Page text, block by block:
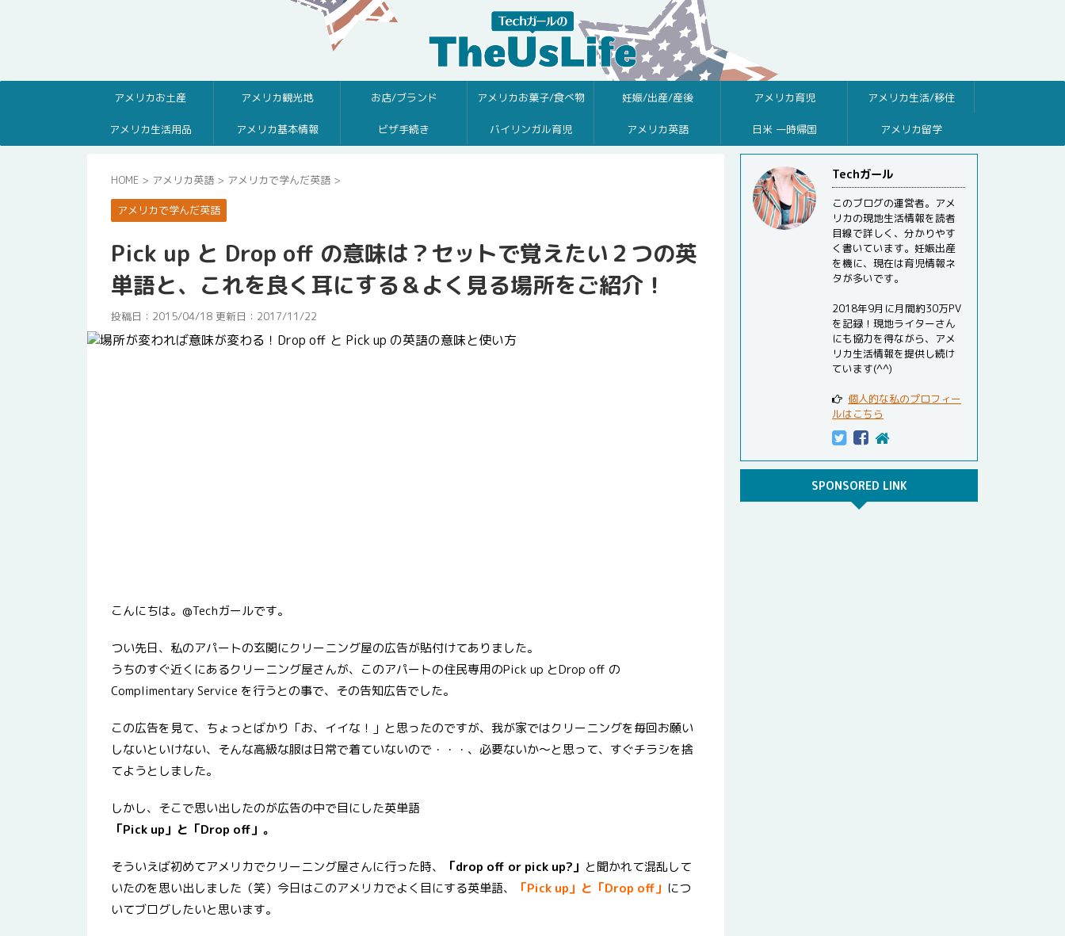
アメリカお土産 アメリカ観光地 お店/ブランド アメリカお菓子/食べ物 妊娠/出産/産後 アメリカ育児 アメリカ生活/移住
アメリカ生活用品 アメリカ基本情報 ビザ手続き バイリンガル育児 アメリカ英語 日米 一時帰国 アメリカ留学
HOME > アメリカ英語 > アメリカで学んだ英語 >
アメリカで学んだ英語
Pick up と Drop off の意味は？セットで覚えたい２つの英
単語と、これを良く耳にする＆よく見る場所をご紹介！
投稿日：2015/04/18 更新日： 2017/11/22
こんにちは。@Techガールです。
つい先日、私のアパートの玄関にクリーニング屋の広告が貼付けてありました。
うちのすぐ近くにあるクリーニング屋さんが、このアパートの住民専用のPick up とDrop off の
Complimentary Service を行うとの事で、その告知広告でした。
この広告を見て、ちょっとばかり「お、イイな！」と思ったのですが、我が家ではクリーニングを毎回お願い
しないといけない、そんな高級な服は日常で着ていないので・・・、必要ないか〜と思って、すぐチラシを捨
てようとしました。
しかし、そこで思い出したのが広告の中で目にした英単語
「Pick up」と「Drop off」。
そういえば初めてアメリカでクリーニング屋さんに行った時、 「drop off or pick up?」 と聞かれて混乱して
いたのを思い出しました（笑）今日はこのアメリカでよく目にする英単語、
「Pick up」と「Drop off」 につ
いてブログしたいと思います。
Techガール
このブログの運営者。アメ
リカの現地生活情報を読者
目線で詳しく、分かりやす
く書いています。妊娠出産
を機に、現在は育児情報ネ
タが多いです。
2018年9月に月間約30万PV
を記録！現地ライターさん
にも協力を得ながら、アメ
リカ生活情報を提供し続け
ています(^^)
個人的な私のプロフィー
ルはこちら
SPONSORED LINK